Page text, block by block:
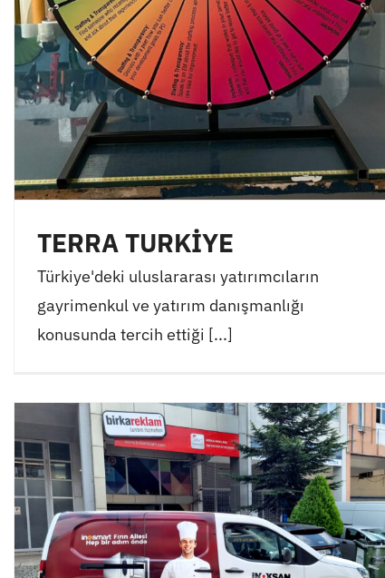
TERRA TURKİYE
Türkiye'deki uluslararası yatırımcıların
gayrimenkul ve yatırım danışmanlığı
konusunda tercih ettiği [...]